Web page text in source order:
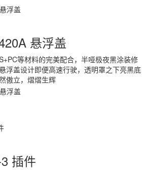
悬浮盖
等材料的完美配合，半哑极夜黑涂装修
浮盖设计即便高速行驶，透明罩之下亮黑底
傲立，熠熠生辉
插件